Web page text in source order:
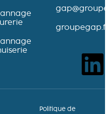
groupegap.fr
Politique de